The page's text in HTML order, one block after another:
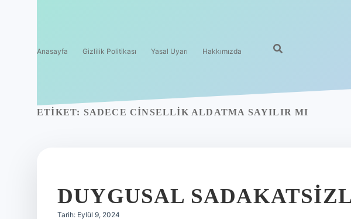
Anasayfa Gizlilik Politikası Yasal Uyarı Hakkımızda
ETIKET: SADECE CINSELLIK ALDATMA SAYILIR MI
DUYGUSAL
Tarih: Eylül 9, 2024